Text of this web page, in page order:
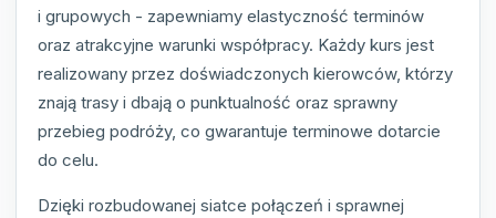
i grupowych - zapewniamy elastyczność terminów
oraz atrakcyjne warunki współpracy. Każdy kurs jest
realizowany przez doświadczonych kierowców, którzy
znają trasy i dbają o punktualność oraz sprawny
przebieg podróży, co gwarantuje terminowe dotarcie
do celu.
Dzięki rozbudowanej siatce połączeń i sprawnej